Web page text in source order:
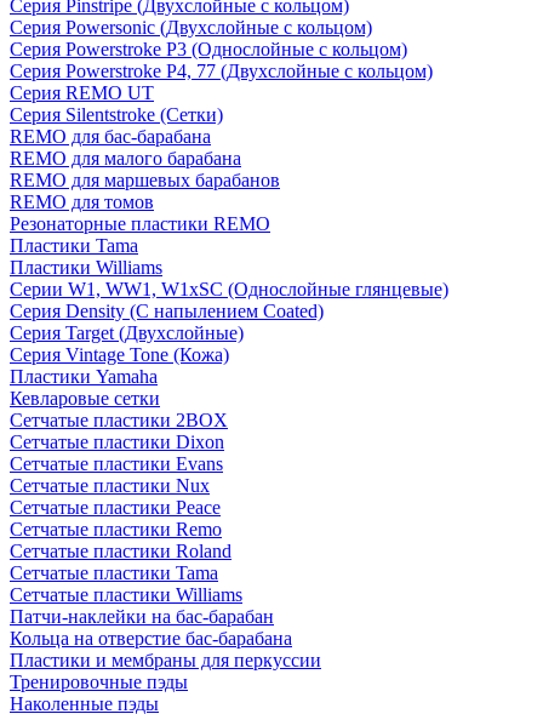
Серия Pinstripe (Двухслойные с кольцом)
Серия Powersonic (Двухслойные с кольцом)
Серия Powerstroke P3 (Однослойные с кольцом)
Серия Powerstroke P4, 77 (Двухслойные с кольцом)
Серия REMO UT
Серия Silentstroke (Сетки)
REMO для бас-барабана
REMO для малого барабана
REMO для маршевых барабанов
REMO для томов
Резонаторные пластики REMO
Пластики Tama
Пластики Williams
Серии W1, WW1, W1xSC (Однослойные глянцевые)
Серия Density (C напылением Coated)
Серия Target (Двухслойные)
Серия Vintage Tone (Кожа)
Пластики Yamaha
Кевларовые сетки
Сетчатые пластики 2BOX
Сетчатые пластики Dixon
Сетчатые пластики Evans
Сетчатые пластики Nux
Сетчатые пластики Peace
Сетчатые пластики Remo
Сетчатые пластики Roland
Сетчатые пластики Tama
Сетчатые пластики Williams
Патчи-наклейки на бас-барабан
Кольца на отверстие бас-барабана
Пластики и мембраны для перкуссии
Тренировочные пэды
Наколенные пэды